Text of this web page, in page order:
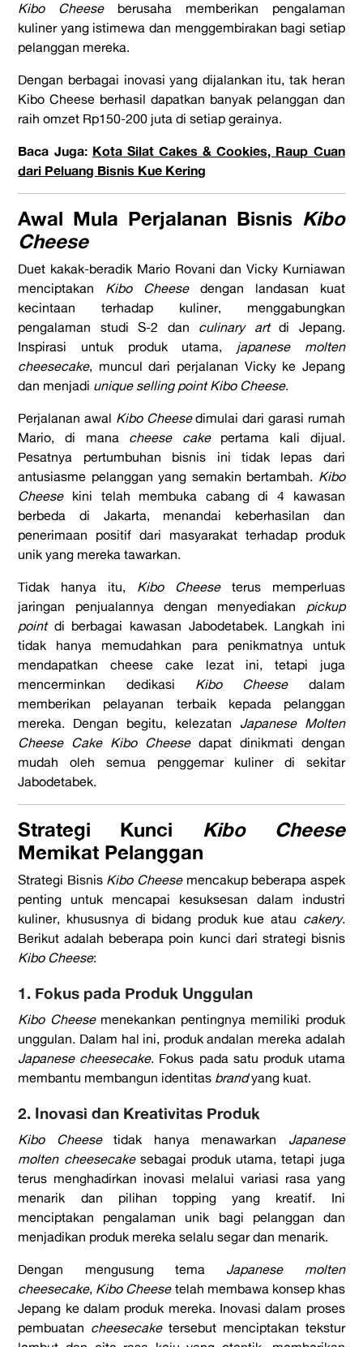
Kibo Cheeseberusaha memberikan pengalaman
kuliner yang istimewa dan menggembirakan bagi setiap
pelanggan mereka.
Dengan berbagai inovasi yang dijalankan itu, tak heran
Kibo Cheese berhasil dapatkan banyak pelanggan dan
raih omzet Rp150-200 juta di setiap gerainya.
Baca Juga: Kota Silat Cakes & Cookies, Raup Cuan
dari Peluang Bisnis Kue Kering
Awal Mula Perjalanan Bisnis Kibo
Cheese
Duet kakak-beradik Mario Rovani dan Vicky Kurniawan
menciptakan Kibo Cheesedengan landasan kuat
kecintaan terhadap kuliner, menggabungkan
pengalaman studi S-2 dan culinary artdi Jepang.
Inspirasi untuk produk utama, japanese molten
cheesecake, muncul dari perjalanan Vicky ke Jepang
dan menjadi unique selling point Kibo Cheese.
Perjalanan awal Kibo Cheesedimulai dari garasi rumah
Mario, di mana cheese cakepertama kali dijual.
Pesatnya pertumbuhan bisnis ini tidak lepas dari
antusiasme pelanggan yang semakin bertambah. Kibo
Cheesekini telah membuka cabang di 4 kawasan
berbeda di Jakarta, menandai keberhasilan dan
penerimaan positif dari masyarakat terhadap produk
unik yang mereka tawarkan.
Tidak hanya itu, Kibo Cheeseterus memperluas
jaringan penjualannya dengan menyediakan pickup
pointdi berbagai kawasan Jabodetabek. Langkah ini
tidak hanya memudahkan para penikmatnya untuk
mendapatkan cheese cake lezat ini, tetapi juga
mencerminkan dedikasi Kibo Cheesedalam
memberikan pelayanan terbaik kepada pelanggan
mereka. Dengan begitu, kelezatan Japanese Molten
Cheese Cake Kibo Cheesedapat dinikmati dengan
mudah oleh semua penggemar kuliner di sekitar
Jabodetabek.
Strategi Kunci Kibo Cheese
Memikat Pelanggan
Strategi BisnisKibo Cheesemencakup beberapa aspek
penting untuk mencapai kesuksesan dalam industri
kuliner, khususnya di bidang produk kue atau cakery.
Berikut adalah beberapa poin kunci dari strategi bisnis
Kibo Cheese:
1. Fokus pada Produk Unggulan
Kibo Cheesemenekankan pentingnya memiliki produk
unggulan. Dalam hal ini, produk andalan mereka adalah
Japanese cheesecake. Fokus pada satu produk utama
membantu membangun identitas brandyang kuat.
2. Inovasi dan Kreativitas Produk
Kibo Cheesetidak hanya menawarkan Japanese
molten cheesecakesebagai produk utama, tetapi juga
terus menghadirkan inovasi melalui variasi rasa yang
menarik dan pilihan topping yang kreatif. Ini
menciptakan pengalaman unik bagi pelanggan dan
menjadikan produk mereka selalu segar dan menarik.
Dengan mengusung tema Japanese molten
cheesecake, Kibo Cheesetelah membawa konsep khas
Jepang ke dalam produk mereka. Inovasi dalam proses
pembuatan cheesecaketersebut menciptakan tekstur